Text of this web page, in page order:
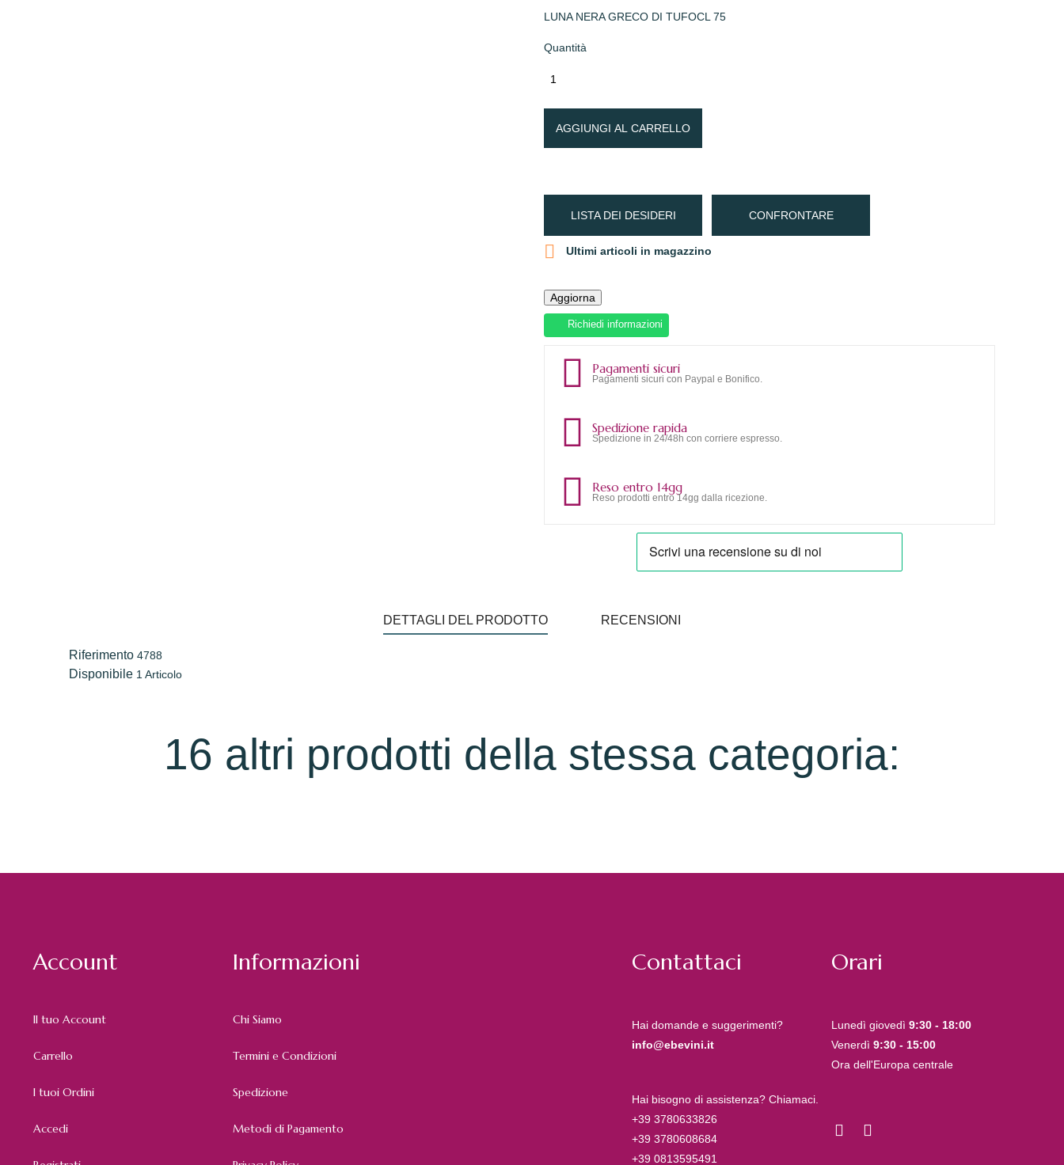
LUNA NERA GRECO DI TUFOCL 75
Quantità
AGGIUNGI AL CARRELLO
LISTA DEI DESIDERI CONFRONTARE
 Ultimi articoli in magazzino
Richiedi informazioni
Pagamenti sicuri
Pagamenti sicuri con Paypal e Bonifico.
Spedizione rapida
Spedizione in 24/48h con corriere espresso.
Reso entro 14gg
Reso prodotti entro 14gg dalla ricezione.
DETTAGLI DEL PRODOTTO RECENSIONI
Riferimento 4788
Disponibile 1 Articolo
16 altri prodotti della stessa categoria:
Account
Il tuo Account
Carrello
I tuoi Ordini
Accedi
Informazioni
Chi Siamo
Termini e Condizioni
Spedizione
Metodi di Pagamento
Contattaci
Hai domande e suggerimenti?
info@ebevini.it
Hai bisogno di assistenza? Chiamaci.
+39 3780633826
+39 3780608684
+39 0813595491
Orari
Lunedì giovedì 9:30 - 18:00
Venerdì 9:30 - 15:00
Ora dell'Europa centrale